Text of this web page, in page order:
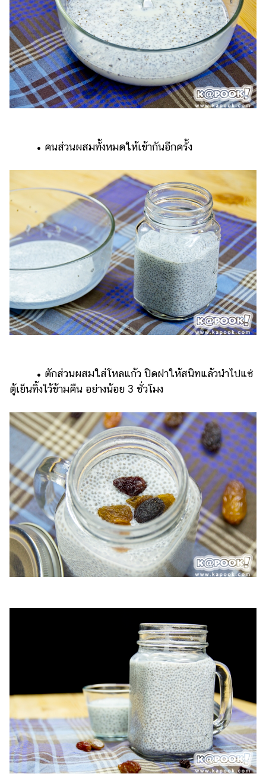
• คนส่วนผสมทั้งหมดให้เข้ากันอีกครั้ง
• ตักส่วนผสมใส่โหลแก้ว ปิดฝาให้สนิทแล้วนำไปแช่
ตู้เย็นทิ้งไว้ข้ามคืน อย่างน้อย 3 ชั่วโมง